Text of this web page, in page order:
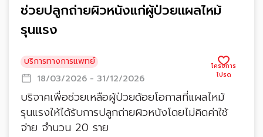
ช่วยปลูกถ่ายผิวหนังแก่ผู้ป่วยแผลไหม้
รุนแรง
บริการทางการแพทย์
18/03/2026 - 31/12/2026
บริจาคเพื่อช่วยเหลือผู้ป่วยด้อยโอกาสที่แผลไหม้
รุนแรงให้ได้รับการปลูกถ่ายผิวหนังโดยไม่คิดค่าใช้
จ่าย จำนวน 20 ราย